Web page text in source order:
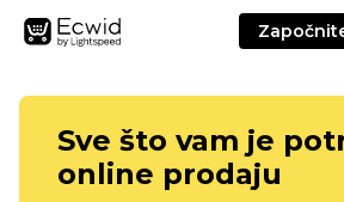
Sve što vam je
online prodaju